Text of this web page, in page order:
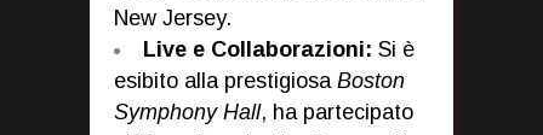
New Jersey.
Live e Collaborazioni: Si è
esibito alla prestigiosa Boston
Symphony Hall, ha partecipato